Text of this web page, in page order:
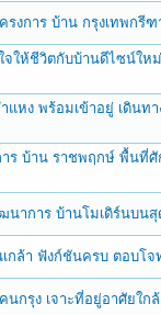
รงการ บ้าน กรุงเทพก
จให้ชีวิตกับบ้านดีไซน์ใ
แหง พร้อมเข้าอยู่ เดินท
ร บ้าน ราชพฤกษ์ พื้นที่
นาการ บ้านโมเดิร์นบน
กล้า ฟังก์ชันครบ ตอบโ
นกรุง เจาะที่อยู่อาศัยใก